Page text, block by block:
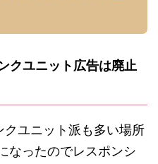
クユニット広告は廃止
ユニット派も多い場所
なったのでレスポンシ